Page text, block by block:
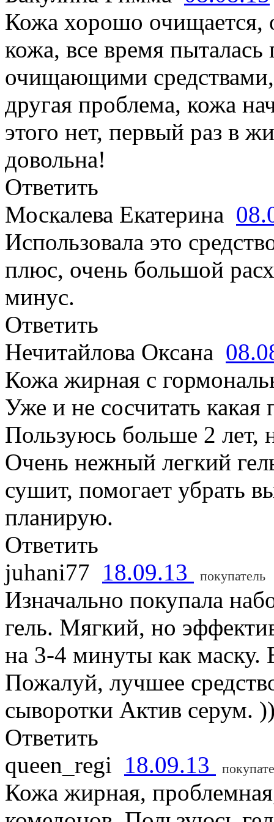
Кожа хорошо очищается,
кожа, все время пыталась
очищающими средствами,
другая проблема, кожа
этого нет, первый раз в
довольна!
Ответить
Москалева Екатерина
Использовала это
плюс, очень большой
минус.
Ответить
Нечитайлова Оксана
Кожа жирная с
Уже и не сосчитать
Пользуюсь больше 2 лет,
Очень нежный легкий
сушит, помогает убрать
планирую.
Ответить
juhani77 18.09.13 покупатель
Изначально покупала
гель. Мягкий, но
на 3-4 минуты как маску.
Пожалуй, лучшее
сыворотки Актив серум.
Ответить
queen_regi 18.09.13
Кожа жирная,